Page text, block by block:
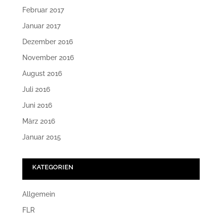
Februar 2017
Januar 2017
Dezember 2016
November 2016
August 2016
Juli 2016
Juni 2016
März 2016
Januar 2015
KATEGORIEN
Allgemein
FLR